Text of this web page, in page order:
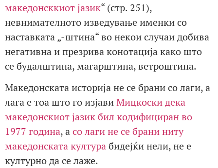
македонсккиот јазик“ (стр. 251),
невнимателното изведување именки со
наставката „-штина“ во некои случаи добива
негативна и презрива конотација како што
се будалштина, магарштина, ветроштина.
Македонската историја не се брани со лаги, а
лага е тоа што го изјавиМицкоски дека
македонскиот јазик бил кодифициран во
1977 година, асо лаги не се брани ниту
македонската културабидејќи нели, не е
културно да се лаже.